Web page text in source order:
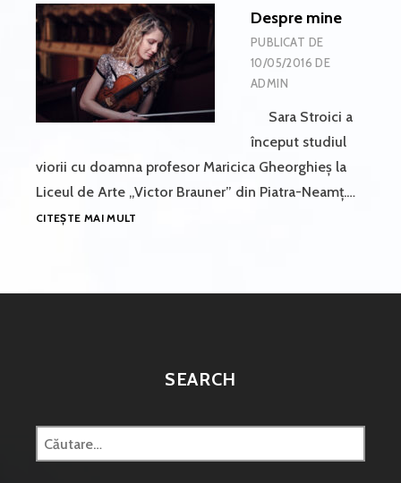
Despre mine
PUBLICAT DE
10/05/2016 DE
ADMIN
Sara Stroici a
început studiul
viorii cu doamna profesor Maricica Gheorghieș la
Liceul de Arte „Victor Brauner” din Piatra-Neamț.…
CITEȘTE MAI MULT
SEARCH
Caută
după: